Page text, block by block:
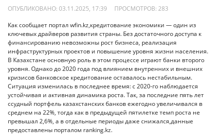
ОПУБЛИКОВАНО: 03.11.2025, 17:39 ПРОСМОТРОВ: 283
Как сообщает портал wfin.kz,кредитование экономики — один из
ключевых драйверов развития страны. Без достаточного доступа к
финансированию невозможны рост бизнеса, реализация
инфраструктурных проектов и повышение уровня жизни населения.
В Казахстане основную роль в этом процессе играют банки второго
уровня. Однако до 2020 года под влиянием внутренних и внешних
кризисов банковское кредитование оставалось нестабильным.
Ситуация изменилась в последнее время: с 2020-го наблюдается
устойчивая и активная динамика роста. Так, за последние пять лет
ссудный портфель казахстанских банков ежегодно увеличивался в
среднем на 22%, тогда как в предыдущей пятилетке темп роста не
превышал 2,6%, а в отдельные периоды даже снижался,данные
предоставлены порталом ranking.kz.